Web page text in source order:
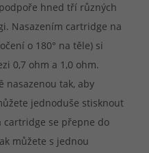
hned tří různých
Nasazením cartridge na
o 180° na těle) si
0,7 ohm a 1,0 ohm.
nasazenou tak, aby
jednoduše stisknout
cartridge se přepne do
můžete s jednou